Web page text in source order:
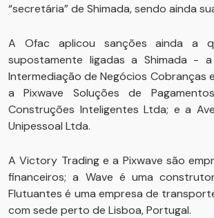
“secretária” de Shimada, sendo ainda
A Ofac aplicou sanções ainda a
supostamente ligadas a Shimada -
Intermediação de Negócios Cobranças
a Pixwave Soluções de
Construções Inteligentes Ltda; e a
Unipessoal Ltda.
A Victory Trading e a Pixwave são
financeiros; a Wave é uma
Flutuantes é uma empresa de
com sede perto de Lisboa, Portugal.